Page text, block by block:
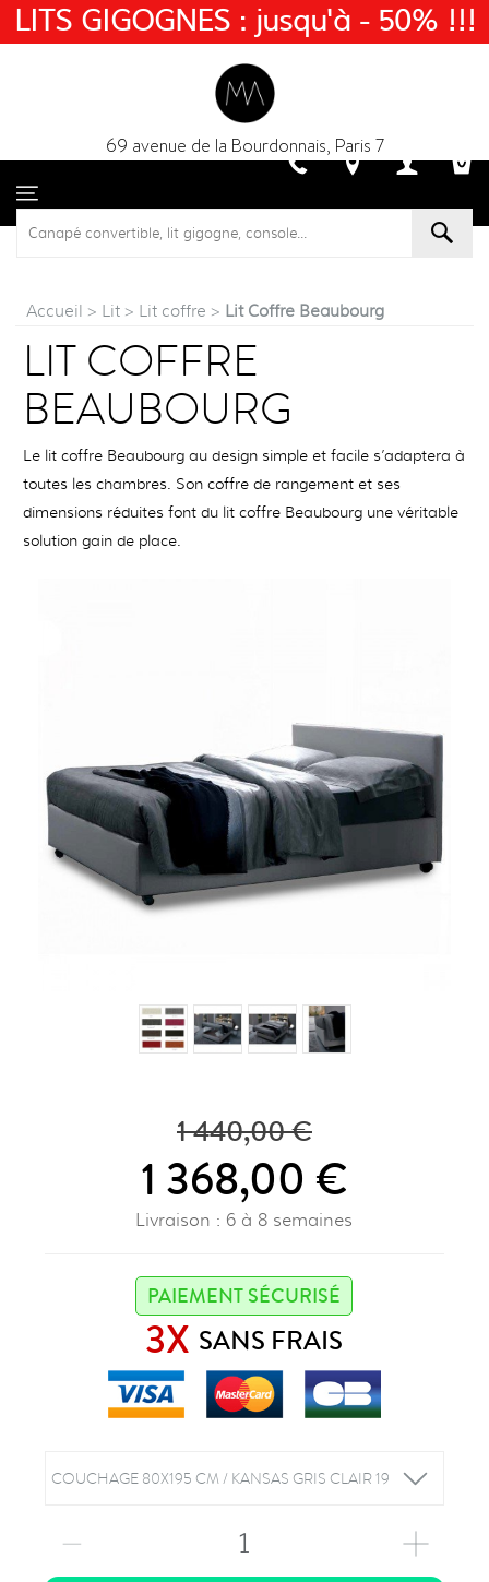
69 avenue de la Bourdonnais, Paris 7
Accueil > Lit > Lit coffre > Lit Coffre Beaubourg
LIT COFFRE
BEAUBOURG
Le lit coffre Beaubourg au design simple et facile s’adaptera à
toutes les chambres. Son coffre de rangement et ses
dimensions réduites font du lit coffre Beaubourg une véritable
solution gain de place.
1 440,00 €
1 368,00 €
Livraison : 6 à 8 semaines
PAIEMENT SÉCURISÉ
3X SANS FRAIS
1
LITS GIGOGNES : jusqu'à - 50% !!!